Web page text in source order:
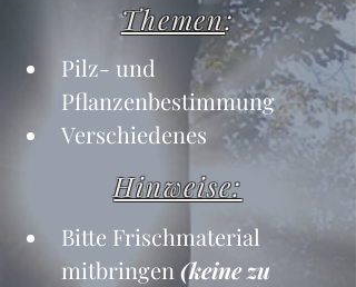
Themen:
Pilz- und
Pflanzenbestimmung
Verschiedenes
Hinweise:
Bitte Frischmaterial
mitbringen (keine zu